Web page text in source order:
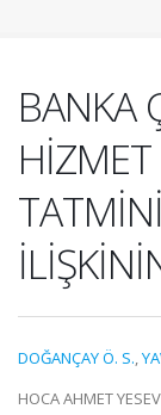
BANKA
DOĞANÇAY Ö. S.,
HOCA AHMET